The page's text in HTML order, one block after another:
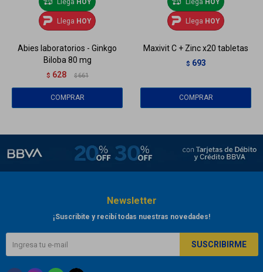
Llega HOY
Abies laboratorios - Ginkgo
Biloba 80 mg
$ 628 $ 661
Llega HOY
Maxivit C + Zinc x20 tabletas
$ 693
Newsletter
¡Suscribite y recibí todas nuestras novedades!
SUSCRIBIRME